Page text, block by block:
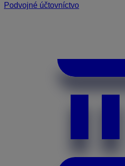
Podvojné účtovníctvo